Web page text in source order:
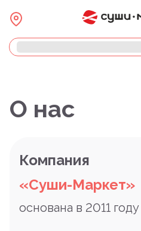
О нас
Компания
«Суши-Маркет»
основана в 2011